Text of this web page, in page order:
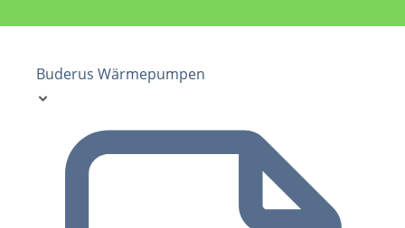
Buderus Wärmepumpen